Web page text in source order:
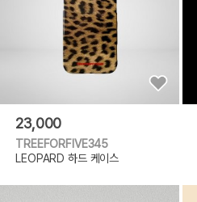
23,000
TREEFORFIVE345
LEOPARD 하드 케이스